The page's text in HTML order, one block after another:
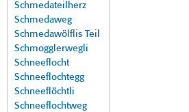
Schmedateilherz
Schmedaweg
Schmedawölflis Teil
Schmogglerwegli
Schneeflocht
Schneeflochtegg
Schneeflöchtli
Schneeflochtweg